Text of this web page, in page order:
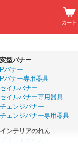
カート
変型バナー
Pバナー
Pバナー専用器具
セイルバナー
セイルバナー専用器具
チェンジバナー
チェンジバナー専用器具
インテリアのれん